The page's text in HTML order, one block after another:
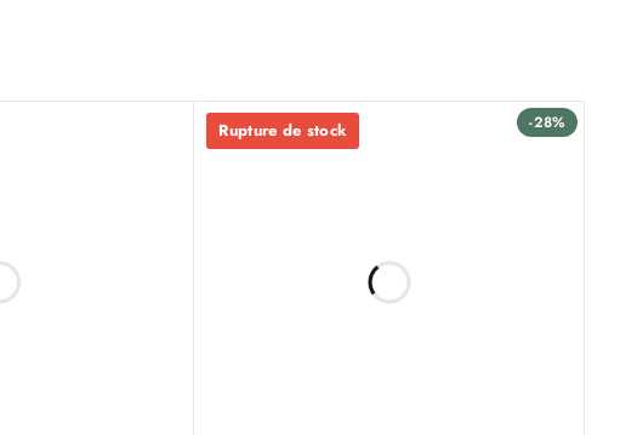
-28%
Rupture de stock